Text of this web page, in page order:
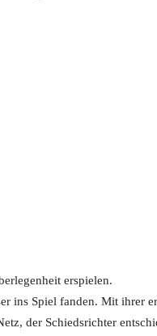
erspielen.
ins Spiel fanden. Mit ihrer
der Schiedsrichter